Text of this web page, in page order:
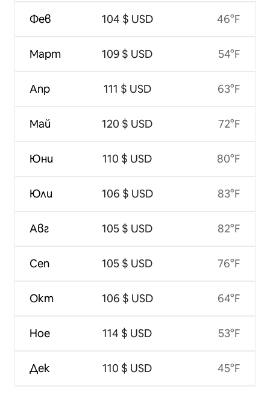
Фев
Март
Апр
Май
Юни
Юли
Авг
Сеп
Окт
Ное
Дек
104 $ USD
109 $ USD
111 $ USD
120 $ USD
110 $ USD
106 $ USD
105 $ USD
105 $ USD
106 $ USD
114 $ USD
110 $ USD
46°F
54°F
63°F
72°F
80°F
83°F
82°F
76°F
64°F
53°F
45°F